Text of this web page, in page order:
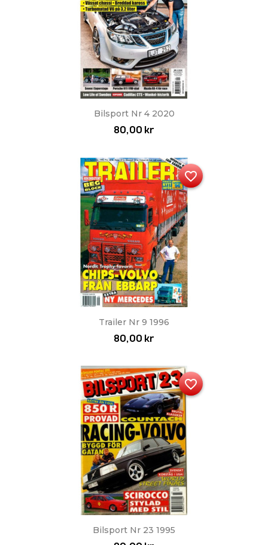
Bilsport Nr 4 2020
80,00 kr
Trailer Nr 9 1996
80,00 kr
favorite_border
Bilsport Nr 23 1995
favorite_border